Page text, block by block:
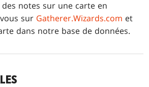
notes sur une carte en
sur Gatherer.Wizards.com et
dans notre base de données.